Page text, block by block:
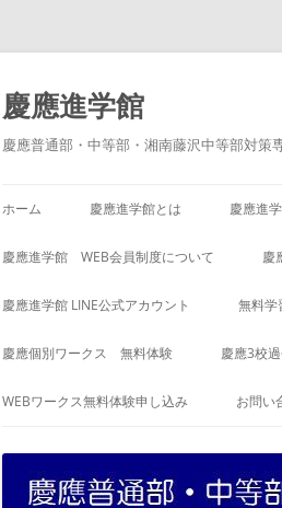
コ
テ
ン
ツ
へ
ス
慶應進学館
慶應普通部・中等部・湘南藤沢中等部対策
ホーム 慶應進学館とは 慶應進
慶應進学館 WEB会員制度について 慶
慶應進学館 LINE公式アカウント 無料学
慶應個別ワークス 無料体験 慶應3校
WEBワークス無料体験申し込み お問い